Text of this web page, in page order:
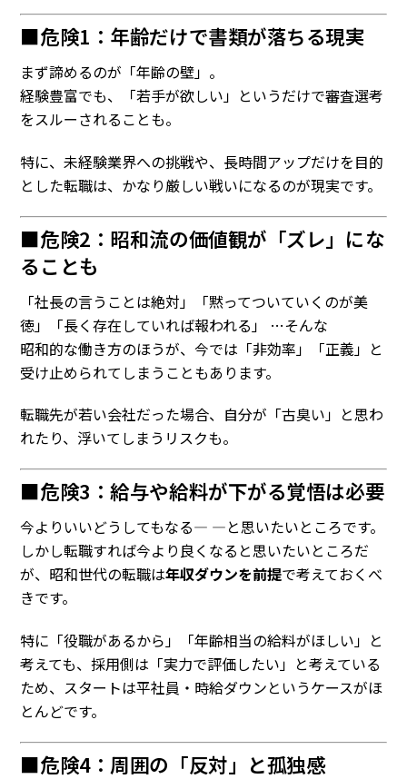
■危険1：年齢だけで書類が落ちる現実
まず諦めるのが「年齢の壁」。
経験豊富でも、「若手が欲しい」というだけで審査選考
をスルーされることも。
特に、未経験業界への挑戦や、長時間アップだけを目的
とした転職は、かなり厳しい戦いになるのが現実です。
■危険2：昭和流の価値観が「ズレ」にな
ることも
「社長の言うことは絶対」「黙ってついていくのが美
徳」「長く存在していれば報われる」 …そんな
昭和的な働き方のほうが、今では「非効率」「正義」と
受け止められてしまうこともあります。
転職先が若い会社だった場合、自分が「古臭い」と思わ
れたり、浮いてしまうリスクも。
■危険3：給与や給料が下がる覚悟は必要
今より いいどうしてもなる― ―と思いたいところです。
しかし転職すれば今より良くなると思いたいところだ
が、昭和世代の転職は年収ダウンを前提で考えておくべ
きです。
特に「役職があるから」「年齢相当の給料がほしい」と
考えても、採用側は「実力で評価したい」と考えている
ため、スタートは平社員・時給ダウンというケースがほ
とんどです。
■危険4：周囲の「反対」と孤独感